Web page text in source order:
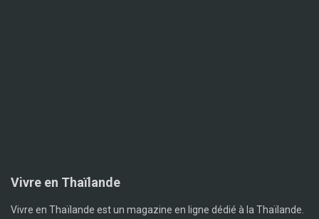
Vivre en Thaïlande
Vivre en Thaïlande est un magazine en ligne dédié à la Thaïlande.